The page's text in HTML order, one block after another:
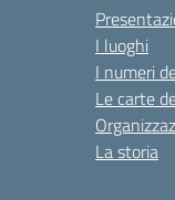
I luoghi
I numeri
Le carte
La storia